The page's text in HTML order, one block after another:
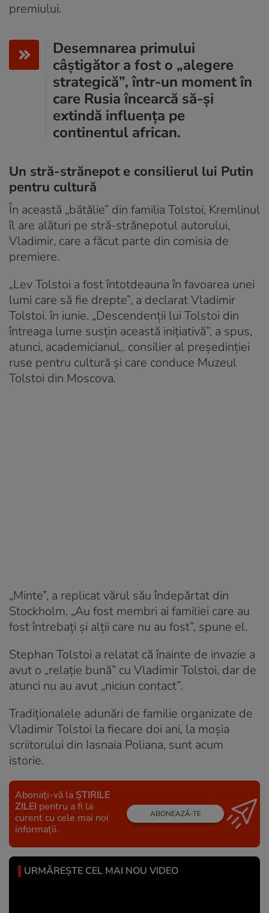
premiului.
Desemnarea primului
câștigător a fost o „alegere
strategică”, într-un moment în
care Rusia încearcă să-și
extindă influența pe
continentul african.
Un stră-strănepot e consilierul lui Putin
pentru cultură
În această „bătălie” din familia Tolstoi, Kremlinul
îl are alături pe stră-strănepotul autorului,
Vladimir, care a făcut parte din comisia de
premiere.
„Lev Tolstoi a fost întotdeauna în favoarea unei
lumi care să fie drepte”, a declarat Vladimir
Tolstoi. în iunie. „Descendenții lui Tolstoi din
întreaga lume susțin această inițiativă”, a spus,
atunci, academicianul,. consilier al președinției
ruse pentru cultură și care conduce Muzeul
Tolstoi din Moscova.
„Minte”, a replicat vărul său îndepărtat din
Stockholm. „Au fost membri ai familiei care au
fost întrebați și alții care nu au fost”, spune el.
Stephan Tolstoi a relatat că înainte de invazie a
avut o „relație bună” cu Vladimir Tolstoi, dar de
atunci nu au avut „niciun contact”.
Tradiționalele adunări de familie organizate de
Vladimir Tolstoi la fiecare doi ani, la moșia
scriitorului din Iasnaia Poliana, sunt acum
istorie.
Abonați-vă la ȘTIRILE
ZILEI pentru a fi la
curent cu cele mai noi
informații.
ABONEAZĂ-TE
URMĂREȘTE CEL MAI NOU VIDEO